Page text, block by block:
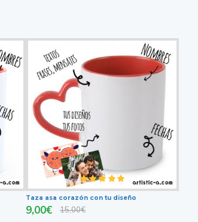
Taza asa corazón con tu diseño
9,00€ 15,00€